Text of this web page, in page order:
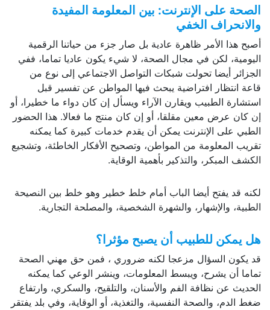
الصحة على الإنترنت: بين المعلومة المفيدة
والانحراف الخفي
أصبح هذا الأمر ظاهرة عادية بل صار جزء من حياتنا الرقمية
اليومية، لكن في مجال الصحة، لا شيء يكون عاديا تماما، ففي
الجزائر أيضا تحولت شبكات التواصل الاجتماعي إلى نوع من
قاعة انتظار افتراضية يبحث فيها المواطن عن تفسير قبل
استشارة الطبيب ويقارن الآراء ويسأل إن كان دواء ما خطيرا، أو
إن كان عرض معين مقلقا، أو إن كان منتج ما فعالا. هذا الحضور
الطبي على الإنترنت يمكن أن يقدم خدمات كبيرة كما يمكنه
تقريب المعلومة من المواطن، وتصحيح الأفكار الخاطئة، وتشجيع
الكشف المبكر، والتذكير بأهمية الوقاية.
لكنه قد يفتح أيضا الباب أمام خلط خطير وهو خلط بين النصيحة
الطبية، والإشهار، والشهرة الشخصية، والمصلحة التجارية.
هل يمكن للطبيب أن يصبح مؤثرا؟
قد يكون السؤال مزعجا لكنه ضروري ، فمن حق مهني الصحة
تماما أن يشرح، ويبسط المعلومات، وينشر الوعي كما يمكنه
الحديث عن نظافة الفم والأسنان، والتلقيح، والسكري، وارتفاع
ضغط الدم، والصحة النفسية، والتغذية، أو الوقاية، وفي بلد يفتقر